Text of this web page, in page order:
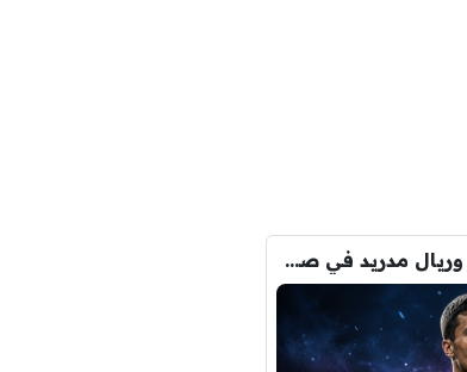
ضربة مزدوجة لبرشلونة وريال مدريد في صفقة رودري